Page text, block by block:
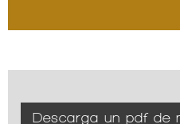
Descarga un pdf de